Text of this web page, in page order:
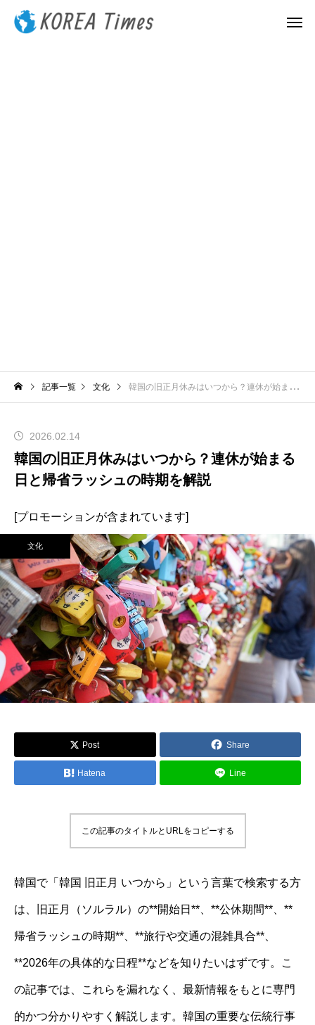
記事一覧 文化 韓国の旧正月休みはいつから？連休が始まる日と帰省ラッシュの時期を解説
2026.02.14
韓国の旧正月休みはいつから？連休が始まる
日と帰省ラッシュの時期を解説
[プロモーションが含まれています]
文化
Post Share
Hatena Line
この記事のタイトルとURLをコピーする
韓国で「韓国 旧正月 いつから」という言葉で検索する方
は、旧正月（ソルラル）の**開始日**、**公休期間**、**
帰省ラッシュの時期**、**旅行や交通の混雑具合**、
**2026年の具体的な日程**などを知りたいはずです。こ
の記事では、これらを漏れなく、最新情報をもとに専門
的かつ分かりやすく解説します。韓国の重要な伝統行事